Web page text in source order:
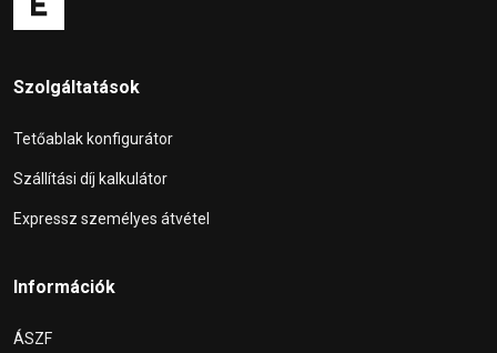
Szolgáltatások
Tetőablak konfigurátor
Szállítási díj kalkulátor
Expressz személyes átvétel
Információk
ÁSZF